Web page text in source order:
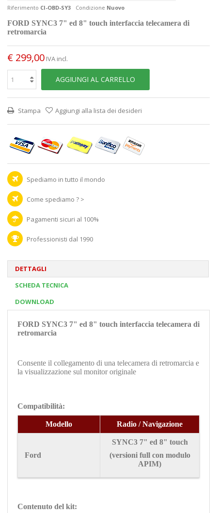
Riferimento CI-OBD-SY3 Condizione Nuovo
FORD SYNC3 7" ed 8" touch interfaccia telecamera di
retromarcia
€ 299,00 IVA incl.
AGGIUNGI AL CARRELLO
Stampa Aggiungi alla lista dei desideri
Spediamo in tutto il mondo
Come spediamo ? >
Pagamenti sicuri al 100%
Professionisti dal 1990
DETTAGLI
SCHEDA TECNICA
DOWNLOAD
FORD SYNC3 7" ed 8" touch interfaccia telecamera di
retromarcia
Consente il collegamento di una telecamera di retromarcia e
la visualizzazione sul monitor originale
Compatibilità:
Modello Radio / Navigazione
Ford
SYNC3 7" ed 8" touch
(versioni full con modulo
APIM)
Contenuto del kit: